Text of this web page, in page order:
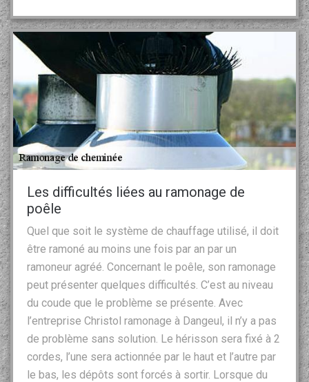
Les difficultés liées au ramonage de
poêle
Quel que soit le système de chauffage utilisé, il doit
être ramoné au moins une fois par an par un
ramoneur agréé. Concernant le poêle, son ramonage
peut présenter quelques difficultés. C’est au niveau
du coude que le problème se présente. Avec
l’entreprise Christol ramonage à Dangeul, il n’y a pas
de problème sans solution. Le hérisson sera fixé à 2
cordes, l’une sera actionnée par le haut et l’autre par
le bas, les dépôts sont forcés à sortir. Lorsque du